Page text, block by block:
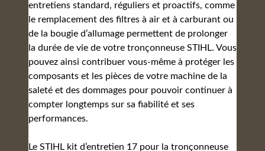
entretiens standard, réguliers et proactifs, comme
le remplacement des filtres à air et à carburant ou
de la bougie d’allumage permettent de prolonger
la durée de vie de votre tronçonneuse STIHL. Vous
pouvez ainsi contribuer vous-même à protéger les
composants et les pièces de votre machine de la
saleté et des dommages pour pouvoir continuer à
compter longtemps sur sa fiabilité et ses
performances.
Le STIHL kit d’entretien 17 pour la tronçonneuse